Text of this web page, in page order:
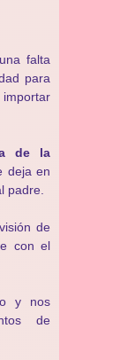
falta
para
de la
deja en
padre.
de
con el
y nos
de